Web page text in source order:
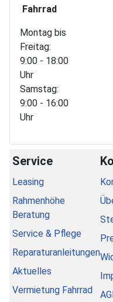
Fahrrad
Montag bis
Freitag:
9:00 - 18:00
Uhr
Samstag:
9:00 - 16:00
Uhr
Service
Leasing
Rahmenhöhe
Beratung
Service & Pflege
Reparaturanleitungen
Aktuelles
Vermietung Fahrrad